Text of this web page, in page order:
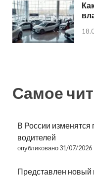
Самое
В России изменятся
водителей
опубликовано 31/07/2026
Представлен новый